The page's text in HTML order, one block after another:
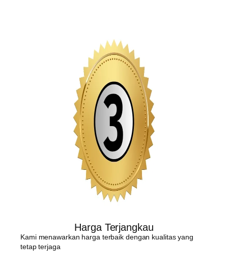
Harga Terjangkau
Kami menawarkan harga terbaik dengan kualitas yang
tetap terjaga